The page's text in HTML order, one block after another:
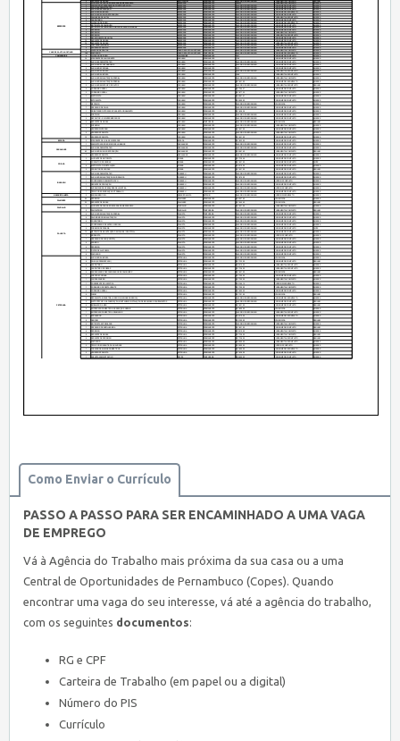
Como Enviar o Currículo
PASSO A PASSO PARA SER ENCAMINHADO A UMA VAGA
DE EMPREGO
Vá à Agência do Trabalho mais próxima da sua casa ou a uma
Central de Oportunidades de Pernambuco (Copes). Quando
encontrar uma vaga do seu interesse, vá até a agência do trabalho,
com os seguintes documentos:
RG e CPF
Carteira de Trabalho (em papel ou a digital)
Número do PIS
Currículo